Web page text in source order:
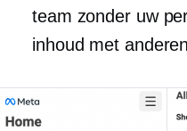
team zonder uw
inhoud met